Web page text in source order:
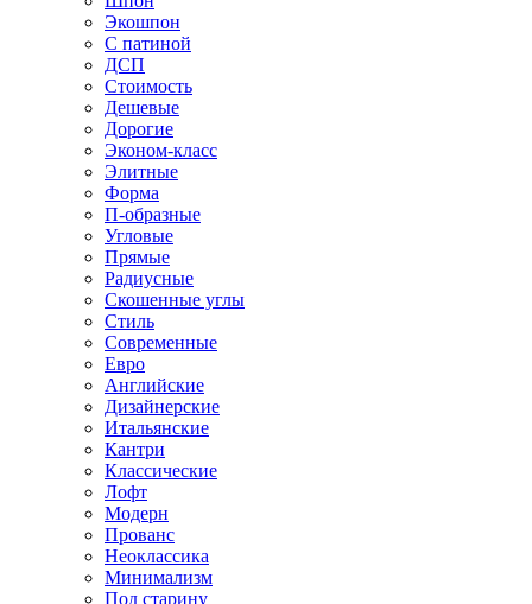
Экошпон
С патиной
ДСП
Стоимость
Дешевые
Дорогие
Эконом-класс
Элитные
Форма
П-образные
Угловые
Прямые
Радиусные
Скошенные углы
Стиль
Современные
Евро
Английские
Дизайнерские
Итальянские
Кантри
Классические
Лофт
Модерн
Прованс
Неоклассика
Минимализм
Под старину